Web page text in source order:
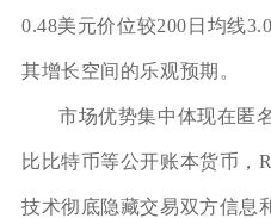
0.48美元价位较200日均线
其增长空间的乐观预期。
市场优势集中体现在匿
比比特币等公开账本货币，
技术彻底隐藏交易双方信息